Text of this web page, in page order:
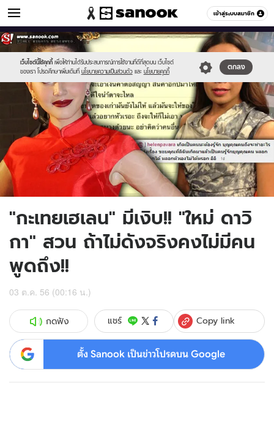
เข้าสู่ระบบสมาชิก
ข่าวบันเทิง หมวดอื่นๆ
เว็บไซต์นี้ใช้คุกกี้ เพื่อให้ท่านได้รับประสบการณ์การใช้งานที่ดีที่สุดบน เว็บไซต์
ของเรา โปรดศึกษาเพิ่มเติมที่ นโยบายความเป็นส่วนตัว และ นโยบายคุกกี้
ตกลง
Sanook
//s.isanook.com/sr/0/images/logo-
new-
sanook.png
600
60
//s.isanook.com/ns/0/ud/250/1253553/mai600.jpg
"กะเทยเฮเลน" มีเงิบ!! "ใหม่ ดาวิ
กา" สวน ถ้าไม่ดังจริงคงไม่มีคน
พูดถึง!!
03 ต.ค. 56 (00:16 น.)
กดฟัง แชร์ Copy link
ตั้ง Sanook เป็นข่าวโปรดบน Google